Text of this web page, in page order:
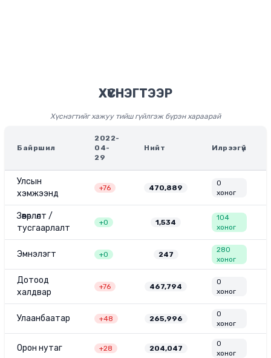
ХҮСНЭГТЭЭР
Хүснэгтийг хажуу тийш гүйлгэж бүрэн хараарай
Байршил
2022-
04-
29
Нийт Илрээгүй
Улсын
хэмжээнд
+76 470,889
0
хоног
Зөөвөрлөлт /
тусгаарлалт
+0 1,534
104
хоног
Эмнэлэгт +0 247
280
хоног
Дотоод
халдвар
+76 467,794
0
хоног
Улаанбаатар +48 265,996
0
хоног
Орон нутаг +28 204,047
0
хоног